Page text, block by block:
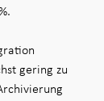
gering zu